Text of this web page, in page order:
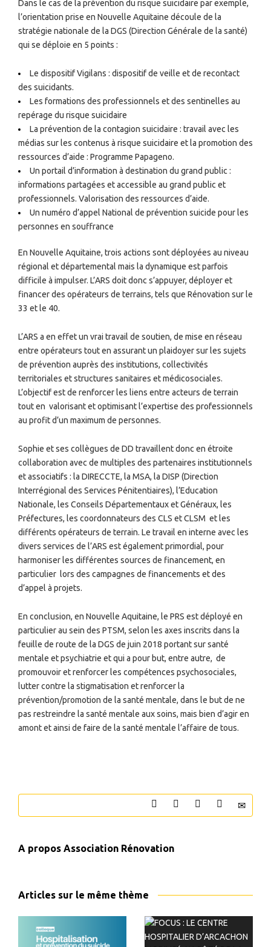
Dans le cas de la prévention du risque suicidaire par exemple,
l’orientation prise en Nouvelle Aquitaine découle de la
stratégie nationale de la DGS (Direction Générale de la santé)
qui se déploie en 5 points :
Le dispositif Vigilans : dispositif de veille et de recontact
des suicidants.
Les formations des professionnels et des sentinelles au
repérage du risque suicidaire
La prévention de la contagion suicidaire : travail avec les
médias sur les contenus à risque suicidaire et la promotion des
ressources d’aide : Programme Papageno.
Un portail d’information à destination du grand public :
informations partagées et accessible au grand public et
professionnels. Valorisation des ressources d’aide.
Un numéro d’appel National de prévention suicide pour les
personnes en souffrance
En Nouvelle Aquitaine, trois actions sont déployées au niveau
régional et départemental mais la dynamique est parfois
difficile à impulser. L’ARS doit donc s’appuyer, déployer et
financer des opérateurs de terrains, tels que Rénovation sur le
33 et le 40.
L’ARS a en effet un vrai travail de soutien, de mise en réseau
entre opérateurs tout en assurant un plaidoyer sur les sujets
de prévention auprès des institutions, collectivités
territoriales et structures sanitaires et médicosociales.
L’objectif est de renforcer les liens entre acteurs de terrain
tout en valorisant et optimisant l’expertise des professionnels
au profit d’un maximum de personnes.
Sophie et ses collègues de DD travaillent donc en étroite
collaboration avecde multiples des partenaires institutionnels
et associatifs : la DIRECCTE, la MSA, la DISP (Direction
Interrégional des Services Pénitentiaires), l’Education
Nationale, les Conseils Départementaux et Généraux, les
Préfectures, les coordonnateurs des CLS et CLSM et les
différents opérateurs de terrain. Le travail en interne avec les
divers services de l’ARS est également primordial, pour
harmoniser les différentes sources de financement, en
particulier lors des campagnes de financements et des
d’appel à projets.
En conclusion, en Nouvelle Aquitaine, le PRS est déployé en
particulier au sein des PTSM, selon les axes inscrits dans la
feuille de route de la DGS de juin 2018 portant sur santé
mentale et psychiatrie et qui a pour but, entre autre, de
promouvoir et renforcer les compétences psychosociales,
lutter contre la stigmatisation et renforcer la
prévention/promotion de la santé mentale, dans le but de ne
pas restreindre la santé mentale aux soins, mais bien d’agir en
amont et ainsi de faire de la santé mentale l’affaire de tous.
A propos Association Rénovation
Articles sur le même thème